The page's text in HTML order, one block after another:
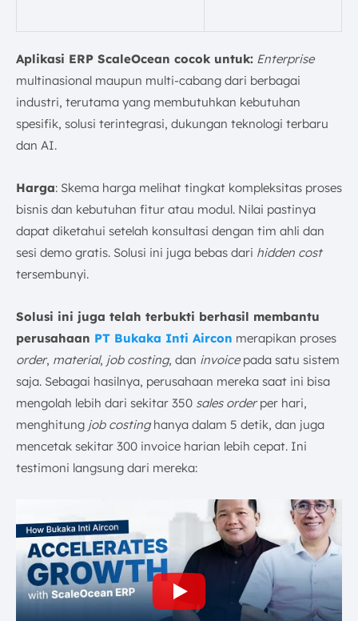
Aplikasi ERP ScaleOcean cocok untuk: Enterprise
multinasional maupun multi-cabang dari berbagai
industri, terutama yang membutuhkan kebutuhan
spesifik, solusi terintegrasi, dukungan teknologi terbaru
dan AI.
Harga: Skema harga melihat tingkat kompleksitas proses
bisnis dan kebutuhan fitur atau modul. Nilai pastinya
dapat diketahui setelah konsultasi dengan tim ahli dan
sesi demo gratis. Solusi ini juga bebas dari hidden cost
tersembunyi.
Solusi ini juga telah terbukti berhasil membantu
perusahaan PT Bukaka Inti Aircon merapikan proses
order, material, job costing, dan invoicepada satu sistem
saja. Sebagai hasilnya, perusahaan mereka saat ini bisa
mengolah lebih dari sekitar 350 sales orderper hari,
menghitung job costinghanya dalam 5 detik, dan juga
mencetak sekitar 300 invoice harian lebih cepat. Ini
testimoni langsung dari mereka: